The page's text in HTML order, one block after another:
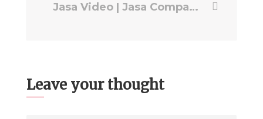
Jasa Video | Jasa Company Profile Video | Production House EPS PRODUCTION
Leave your thought